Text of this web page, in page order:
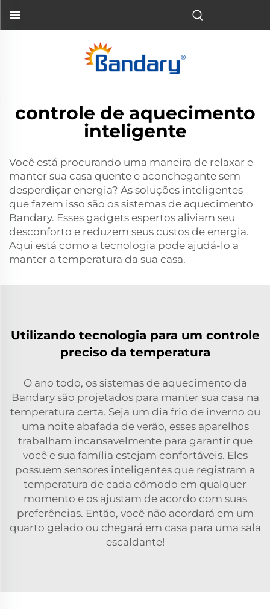
controle de aquecimento
inteligente
Você está procurando uma maneira de relaxar e
manter sua casa quente e aconchegante sem
desperdiçar energia? As soluções inteligentes
que fazem isso são os sistemas de aquecimento
Bandary. Esses gadgets espertos aliviam seu
desconforto e reduzem seus custos de energia.
Aqui está como a tecnologia pode ajudá-lo a
manter a temperatura da sua casa.
Utilizando tecnologia para um controle
preciso da temperatura
O ano todo, os sistemas de aquecimento da
Bandary são projetados para manter sua casa na
temperatura certa. Seja um dia frio de inverno ou
uma noite abafada de verão, esses aparelhos
trabalham incansavelmente para garantir que
você e sua família estejam confortáveis. Eles
possuem sensores inteligentes que registram a
temperatura de cada cômodo em qualquer
momento e os ajustam de acordo com suas
preferências. Então, você não acordará em um
quarto gelado ou chegará em casa para uma sala
escaldante!